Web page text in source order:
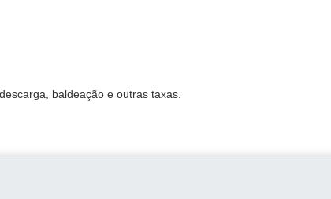
baldeação e outras taxas.